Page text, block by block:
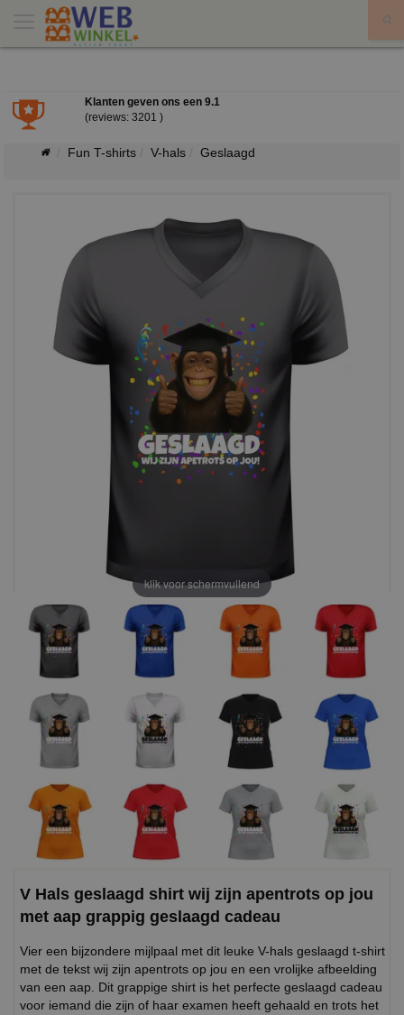
Klanten geven ons een 9.1
(reviews: 3201 )
Fun T-shirts V-hals Geslaagd
klik voor schermvullend
V Hals geslaagd shirt wij zijn apentrots op jou
met aap grappig geslaagd cadeau
Vier een bijzondere mijlpaal met dit leuke V-hals geslaagd t-shirt
met de tekst wij zijn apentrots op jou en een vrolijke afbeelding
van een aap. Dit grappige shirt is het perfecte geslaagd cadeau
voor iemand die zijn of haar examen heeft gehaald en trots het